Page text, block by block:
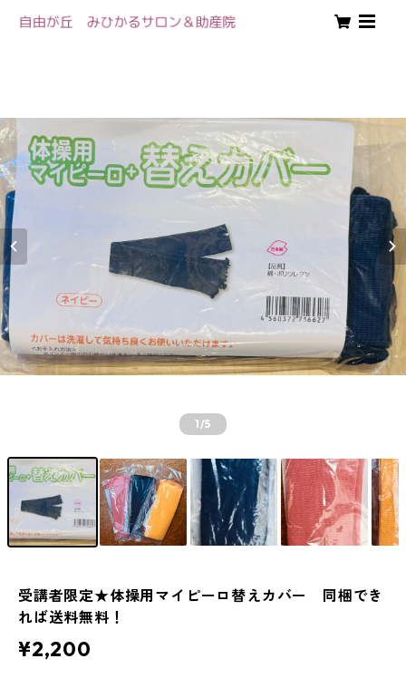
1/5
受講者限定★体操用マイピーロ替えカバー 同梱でき
れば送料無料！
¥2,200